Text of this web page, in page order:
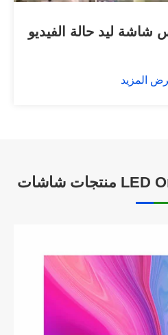
شاشة ليد حالة الفيديو